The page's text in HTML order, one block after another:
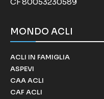
MONDO ACLI
ACLI IN FAMIGLIA
ASPEVI
CAA ACLI
CAF ACLI